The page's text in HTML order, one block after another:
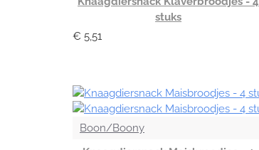
stuks
€ 5,51
Boon/Boony